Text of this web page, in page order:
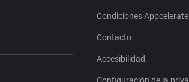
Condiciones Appcelerate
Contacto
Accesibilidad